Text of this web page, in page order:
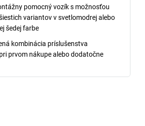
pomocný vozík s možnosťou
variantov v svetlomodrej alebo
šedej farbe
kombinácia príslušenstva
prvom nákupe alebo dodatočne